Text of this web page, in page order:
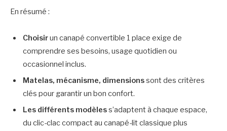
En résumé :
Choisirun canapé convertible 1 place exige de
comprendre ses besoins, usage quotidien ou
occasionnel inclus.
Matelas, mécanisme, dimensionssont des critères
clés pour garantir un bon confort.
Les différents modèless’adaptent à chaque espace,
du clic-clac compact au canapé-lit classique plus